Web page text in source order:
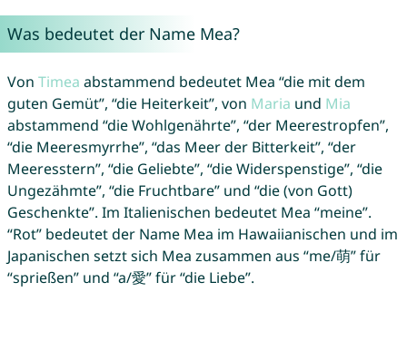
Was bedeutet der Name Mea?
Von Timea abstammend bedeutet Mea “die mit dem
guten Gemüt”, “die Heiterkeit”, von Maria und Mia
abstammend “die Wohlgenährte”, “der Meerestropfen”,
“die Meeresmyrrhe”, “das Meer der Bitterkeit”, “der
Meeresstern”, “die Geliebte”, “die Widerspenstige”, “die
Ungezähmte”, “die Fruchtbare” und “die (von Gott)
Geschenkte”. Im Italienischen bedeutet Mea “meine”.
“Rot” bedeutet der Name Mea im Hawaiianischen und im
Japanischen setzt sich Mea zusammen aus “me/萌” für
“sprießen” und “a/愛” für “die Liebe”.